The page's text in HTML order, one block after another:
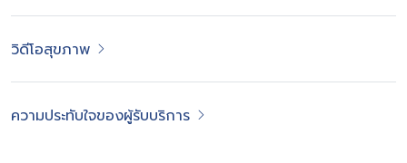
วิดีโอสุขภาพ
ความประทับใจของผู้รับบริการ